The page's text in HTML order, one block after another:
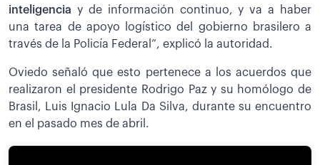
inteligencia y de información continuo, y va a haber
una tarea de apoyo logístico del gobierno brasilero a
través de la Policía Federal”, explicó la autoridad.
Oviedo señaló que esto pertenece a los acuerdos que
realizaron el presidente Rodrigo Paz y su homólogo de
Brasil, Luis Ignacio Lula Da Silva, durante su encuentro
en el pasado mes de abril.